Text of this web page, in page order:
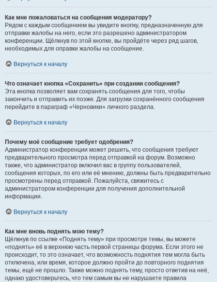
Как мне пожаловаться на сообщения модератору?
Рядом с каждым сообщением вы увидите кнопку, предназначенную для
отправки жалобы на него, если это разрешено администратором
конференции. Щёлкнув по этой кнопке, вы пройдёте через ряд шагов,
необходимых для оправки жалобы на сообщение.
Вернуться к началу
Что означает кнопка «Сохранить» при создании сообщения?
Эта кнопка позволяет вам сохранять сообщения для того, чтобы
закончить и отправить их позже. Для загрузки сохранённого сообщения
перейдите в параграф «Черновики» личного раздела.
Вернуться к началу
Почему моё сообщение требует одобрения?
Администратор конференции может решить, что сообщения требуют
предварительного просмотра перед отправкой на форум. Возможно
также, что администратор включил вас в группу пользователей,
сообщения которых, по его или её мнению, должны быть предварительно
просмотрены перед отправкой. Пожалуйста, свяжитесь с
администратором конференции для получения дополнительной
информации.
Вернуться к началу
Как мне вновь поднять мою тему?
Щёлкнув по ссылке «Поднять тему» при просмотре темы, вы можете
«поднять» её в верхнюю часть первой страницы форума. Если этого не
происходит, то это означает, что возможность поднятия тем могла быть
отключена, или время, которое должно пройти до повторного поднятия
темы, ещё не прошло. Также можно поднять тему, просто ответив на неё,
однако удостоверьтесь, что тем самым вы не нарушаете правила